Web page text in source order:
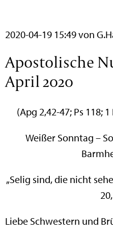
2020-04-19 15:49von
Apostolische
April 2020
(Apg 2,42-47; Ps 118;
Weißer Sonntag –
„Selig sind, die nicht
Liebe Schwestern und